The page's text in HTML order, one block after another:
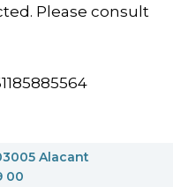
Please consult
Alacant
00